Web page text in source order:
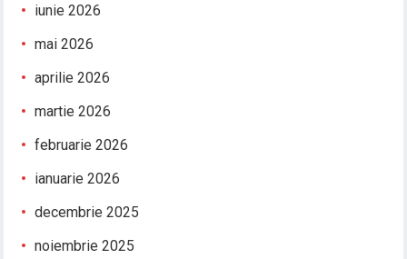
iunie 2026
mai 2026
aprilie 2026
martie 2026
februarie 2026
ianuarie 2026
decembrie 2025
noiembrie 2025